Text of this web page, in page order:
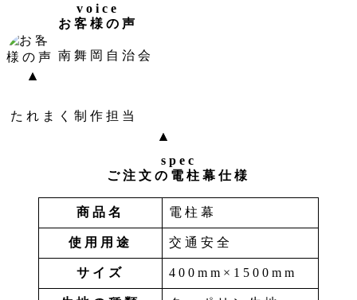
voice
お客様の声
南舞岡自治会
たれまく制作担当
spec
ご注文の電柱幕仕様
商品名 電柱幕
使用用途 交通安全
サイズ 400mm×1500mm